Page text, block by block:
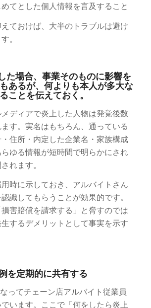
てとした個人情報を言及すること
ておけば、大半のトラブルは避け
。
た場合、事業そのものに影響を
あるが、何よりも本人が多大な
ことを伝えておく。
ディアで炎上した人物は発覚後数
す。実名はもちろん、通っている
住所・内定した企業名・家族構成
ゆる情報が短時間で明らかにされ
れます。
時に示しておき、アルバイトさん
識してもらうことが効果的です。
損害賠償を請求する」と脅すのでは
するデメリットとして事実を示す
を定期的に共有する
ってチェーン店アルバイト従業員
います。ここで「何をしたら炎上